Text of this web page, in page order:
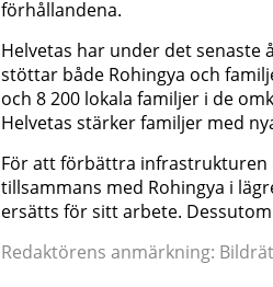
förhållandena.
Helvetas har under det senaste
stöttar både Rohingya och
och 8 200 lokala familjer i de
Helvetas stärker familjer med
För att förbättra infrastrukturen
tillsammans med Rohingya i
ersätts för sitt arbete.
Redaktörens anmärkning: